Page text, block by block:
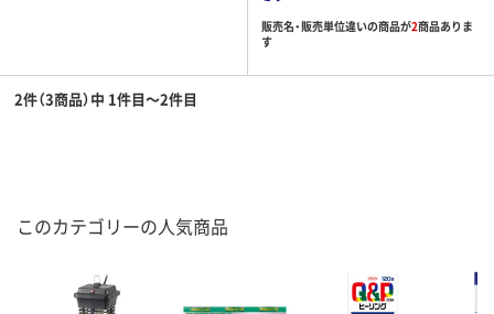
販売名・販売単位違いの商品が2商品ありま
す
2件（3商品）中 1件目～2件目
このカテゴリーの人気商品